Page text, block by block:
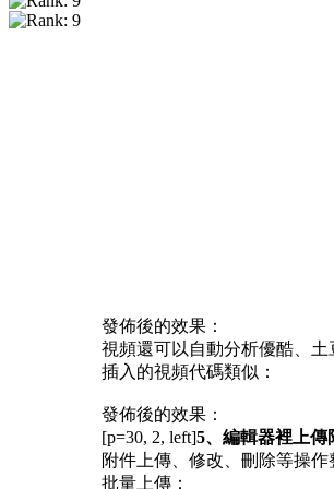
發佈後的效果：
視頻還可以自動分析優酷、土
插入的視頻代碼類似：
發佈後的效果：
[p=30, 2, left]5、編輯器裡上傳
附件上傳、修改、刪除等操
批量上傳：